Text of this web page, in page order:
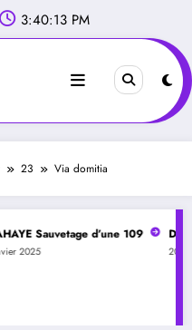
3:40:13 PM
23 Via domitia
Sauvetage d’une 109
2025 20